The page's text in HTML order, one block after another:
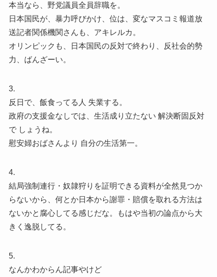
本当なら、野党議員全員辞職を。
日本国民が、暴力呼びかけ、位は、変なマスコミ報道放
送記者関係機関さんも、アキレルカ。
オリンピックも、日本国民の反対で終わり、反社会的勢
力、ばんざーい。
3.
反日で、飯食ってる人 失業する。
政府の支援金なしでは、生活成り立たない 解決断固反対
で しょうね。
慰安婦おばさんより 自分の生活第一。
4.
結局強制連行・奴隷狩りを証明できる資料が全然見つか
らないから、何とか日本から謝罪・賠償を取れる方法は
ないかと腐心してる感じだな。もはや当初の論点から大
きく逸脱してる。
5.
なんかわからん記事やけど